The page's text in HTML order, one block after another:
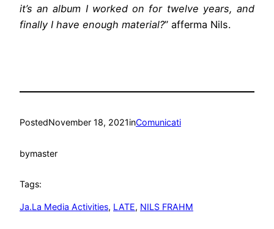
it’s an album I worked on for twelve years, and
finally I have enough material?” afferma Nils.
PostedNovember 18, 2021inComunicati
bymaster
Tags:
Ja.La Media Activities, LATE, NILS FRAHM